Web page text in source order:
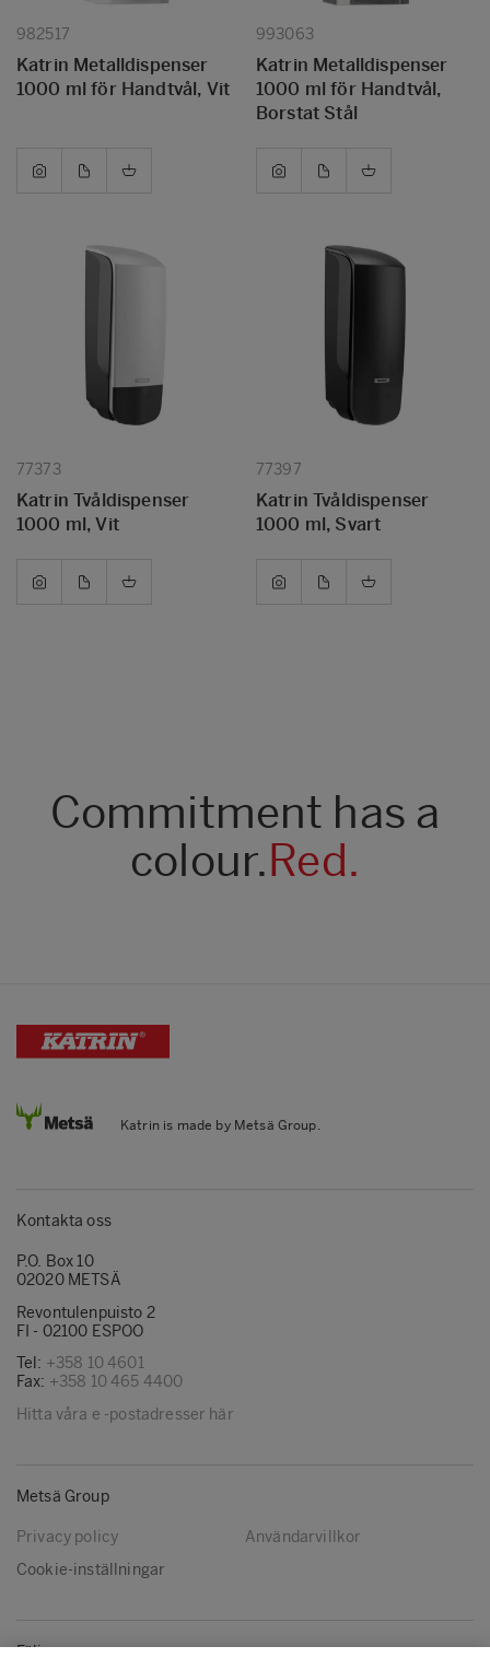
982517
Katrin Metalldispenser
1000 ml för Handtvål, Vit
993063
Katrin Metalldispenser
1000 ml för Handtvål,
Borstat Stål
77373
Katrin Tvåldispenser
1000 ml, Vit
77397
Katrin Tvåldispenser
1000 ml, Svart
Commitment has a
colour.Red.
Katrin is made by Metsä Group.
Kontakta oss
P.O. Box 10
02020 METSÄ
Revontulenpuisto 2
FI - 02100 ESPOO
Tel: +358 10 4601
Fax: +358 10 465 4400
Hitta våra e -postadresser här
Metsä Group
Privacy policy
Användarvillkor
Cookie-inställningar
Följ oss